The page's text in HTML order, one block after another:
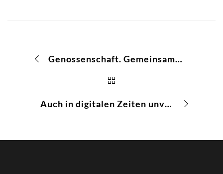
Genossenschaft. Gemeinsam stark! – Online und Print Imagekampagne
Auch in digitalen Zeiten unverzichtbar: Print-Katalog